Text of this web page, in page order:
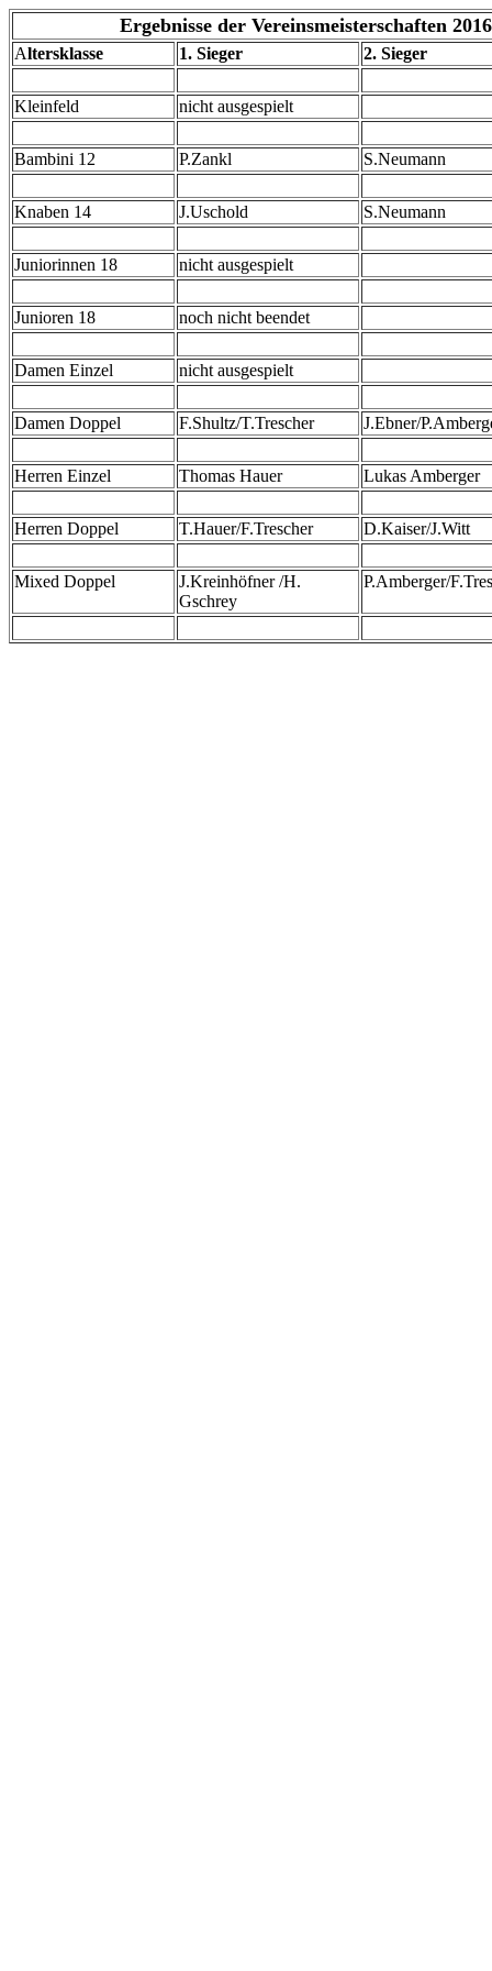
Ergebnisse der Vereinsmeisterschaften 2016
Altersklasse 1. Sieger 2. Sieger
Kleinfeld nicht ausgespielt
Bambini 12 P.Zankl S.Neumann
Knaben 14 J.Uschold S.Neumann
Juniorinnen 18 nicht ausgespielt
Junioren 18 noch nicht beendet
Damen Einzel nicht ausgespielt
Damen Doppel F.Shultz/T.Trescher J.Ebner/
Herren Einzel Thomas Hauer Lukas Amberger
Herren Doppel T.Hauer/F.Trescher D.Kaiser/J.Witt
Mixed Doppel
J.Kreinhöfner /H.
Gschrey
P.Amberger/